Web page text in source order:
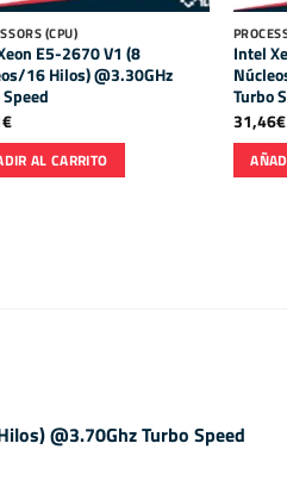
(CPU)
E5-2670 V1 (8
16 Hilos) @3.30GHz
€
AL CARRITO
Intel
Turbo
31,46€
@3.70Ghz Turbo Speed